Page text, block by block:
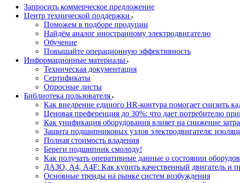
Запросить коммерческое предложение
Центр технической поддержки
Поможем в подборе продуции
Найдём аналог иностранному электродвигателю
Обучение
Повышайте операционную эффективность
Информационные материалы
Техническая документация
Сертификаты
Опросные листы
Библиотека пользователя
Как внедрение единого HR-контура помогает снизить
Ценовая преференция до 30%: что дает потребителю
Как унификация оборудования влияет на снижение
Защита подшипниковых узлов электродвигателя:
Полная стоимость владения
Береги подшипник смолоду!
Как получать оперативные данные о состоянии
ДАЗО, А4, А4F: Как купить качественный двигатель и
Основные тренды на рынке систем возбуждения